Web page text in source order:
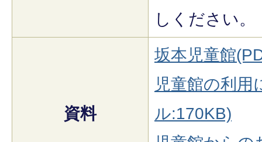
しください。
資料
坂本児童館
児童館の利用
ル:170KB)